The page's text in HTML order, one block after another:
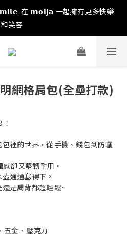
在 𝗺𝗼𝗶𝗷𝗮 一起擁有更多快樂
和笑容
網格肩包(全壘打款)
裡的世界，從手機、錢包到防曬
卻又堅韌耐用。
通通塞得下。
是肩背都超輕鬆~
五金、壓克力